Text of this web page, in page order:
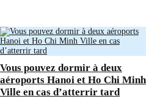
Vous pouvez dormir à deux
aéroports Hanoi et Ho Chi Minh
Ville en cas d’atterrir tard